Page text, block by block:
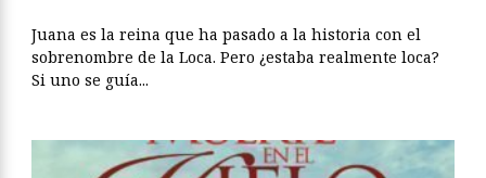
Juana es la reina que ha pasado a la historia con el
sobrenombre de la Loca. Pero ¿estaba realmente loca?
Si uno se guía...